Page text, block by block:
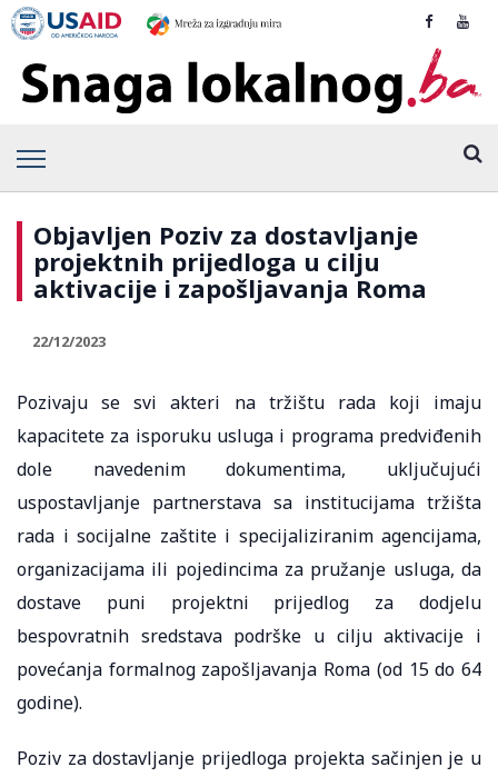
Objavljen Poziv za dostavljanje
projektnih prijedloga u cilju
aktivacije i zapošljavanja Roma
22/12/2023
Pozivaju se svi akteri na tržištu rada koji imaju
kapacitete za isporuku usluga i programa predviđenih
dole navedenim dokumentima, uključujući
uspostavljanje partnerstava sa institucijama tržišta
rada i socijalne zaštite i specijaliziranim agencijama,
organizacijama ili pojedincima za pružanje usluga, da
dostave puni projektni prijedlog za dodjelu
bespovratnih sredstava podrške u cilju aktivacije i
povećanja formalnog zapošljavanja Roma (od 15 do 64
godine).
Poziv za dostavljanje prijedloga projekta sačinjen je u